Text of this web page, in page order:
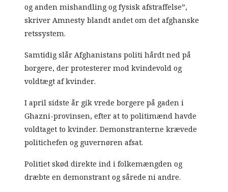
og anden mishandling og fysisk afstraffelse”,
skriver Amnesty blandt andet om det afghanske
retssystem.
Samtidig slår Afghanistans politi hårdt ned på
borgere, der protesterer mod kvindevold og
voldtægt af kvinder.
I april sidste år gik vrede borgere på gaden i
Ghazni-provinsen, efter at to politimænd havde
voldtaget to kvinder. Demonstranterne krævede
politichefen og guvernøren afsat.
Politiet skød direkte ind i folkemængden og
dræbte en demonstrant og sårede ni andre.